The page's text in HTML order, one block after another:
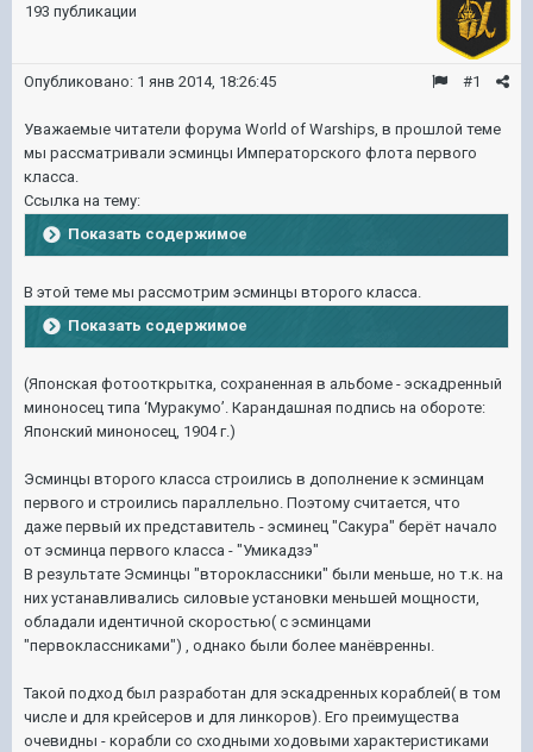
193 публикации
#1
Опубликовано: 1 янв 2014, 18:26:45
Уважаемые читатели форума World of Warships, в прошлой теме
мы рассматривали эсминцы Императорского флота первого
класса.
Ссылка на тему:
Показать содержимое
В этой теме мы рассмотрим эсминцы второго класса.
Показать содержимое
(Японская фотооткрытка, сохраненная в альбоме - эскадренный
миноносец типа ‘Муракумо’. Карандашная подпись на обороте:
Японский миноносец, 1904 г.)
Эсминцы второго класса строились в дополнение к эсминцам
первого и строились параллельно. Поэтому считается, что
даже первый их представитель - эсминец "Сакура" берёт начало
от эсминца первого класса - "Умикадзэ"
В результате Эсминцы "второклассники" были меньше, но т.к. на
них устанавливались силовые установки меньшей мощности,
обладали идентичной скоростью( с эсминцами
"первоклассниками") , однако были более манёвренны.
Такой подход был разработан для эскадренных кораблей( в том
числе и для крейсеров и для линкоров). Его преимущества
очевидны - корабли со сходными ходовыми характеристиками